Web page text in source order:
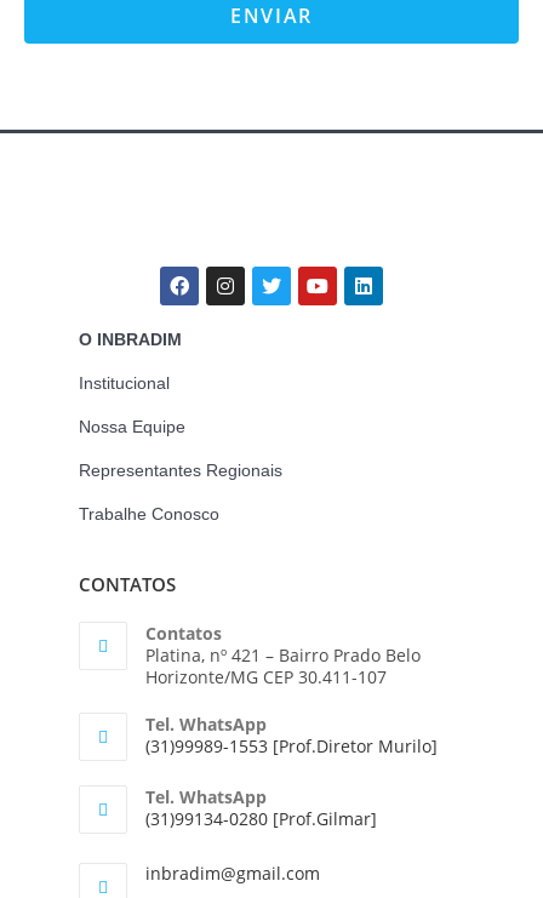
ENVIAR
O INBRADIM
Institucional
Nossa Equipe
Representantes Regionais
Trabalhe Conosco
CONTATOS
Contatos
Platina, nº 421 – Bairro Prado Belo
Horizonte/MG CEP 30.411-107
Tel. WhatsApp
(31)99989-1553 [Prof.Diretor Murilo]
Tel. WhatsApp
(31)99134-0280 [Prof.Gilmar]
inbradim@gmail.com